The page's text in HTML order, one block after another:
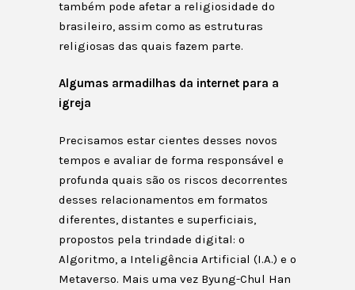
também pode afetar a religiosidade do
brasileiro, assim como as estruturas
religiosas das quais fazem parte.
Algumas armadilhas da internet para a
igreja
Precisamos estar cientes desses novos
tempos e avaliar de forma responsável e
profunda quais são os riscos decorrentes
desses relacionamentos em formatos
diferentes, distantes e superficiais,
propostos pela trindade digital: o
Algoritmo, a Inteligência Artificial (I.A.) e o
Metaverso. Mais uma vez Byung-Chul Han